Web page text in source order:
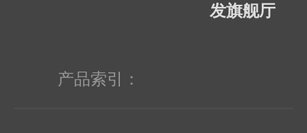
发旗舰厅
产品索引：